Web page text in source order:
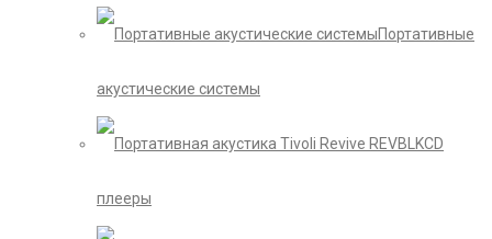
Портативные
акустические системы
CD
плееры